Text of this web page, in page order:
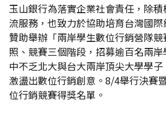
玉山銀行為落實企業社會責任，除
流服務，也致力於協助培育台灣國
贊助舉辦「兩岸學生數位行銷營隊
照、競賽三個階段，招募逾百名兩
中不乏北大與台大兩岸頂尖大學學
激盪出數位行銷創意。8/4舉行決賽
位行銷競賽得獎名單。